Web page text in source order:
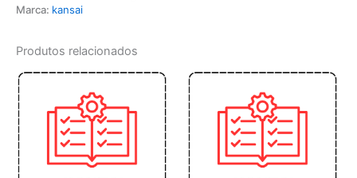
Marca: kansai
Produtos relacionados